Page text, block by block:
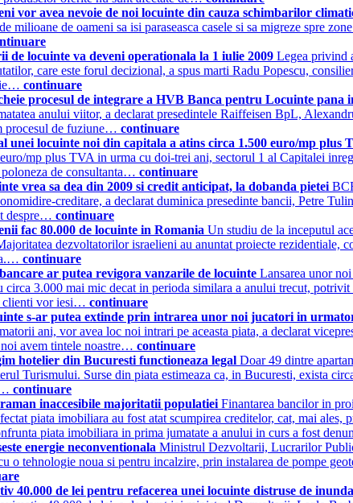
vor avea nevoie de noi locuinte din cauza schimbarilor
milioane de oameni sa isi paraseasca casele si sa migreze spre
de locuinte va deveni operationala la 1 iulie 2009 Legea privind
care este forul decizional, a spus marti Radu Popescu,
continuare
procesul de integrare a HVB Banca pentru Locuinte pana
anului viitor, a declarat presedintele Raiffeisen BpL,
procesul de fuziune… continuare
unei locuinte noi din capitala a atins circa 1.500 euro/mp plus
mp plus TVA in urma cu doi-trei ani, sectorul 1 al Capitalei
poloneza de consultanta… continuare
vrea sa dea din 2009 si credit anticipat, la dobanda pietei
creditare, a declarat duminica presedinte bancii, Petre
despre… continuare
fac 80.000 de locuinte in Romania Un studiu de la inceputul
dezvoltatorilor israelieni au anuntat proiecte rezidentiale,
continuare
ar putea revigora vanzarile de locuinte Lansarea unor
3.000 mai mic decat in perioda similara a anului trecut,
clienti vor iesi… continuare
s-ar putea extinde prin intrarea unor noi jucatori in
ani, vor avea loc noi intrari pe aceasta piata, a declarat
avem tintele noastre… continuare
hotelier din Bucuresti functioneaza legal Doar 49 dintre
Turismului. Surse din piata estimeaza ca, in Bucuresti, exista
continuare
inaccesibile majoritatii populatiei Finantarea bancilor in
piata imobiliara au fost atat scumpirea creditelor, cat, mai
piata imobiliara in prima jumatate a anului in curs a fost
energie neconventionala Ministrul Dezvoltarii, Lucrarilor
o tehnologie noua si pentru incalzire, prin instalarea de pompe
40.000 de lei pentru refacerea unei locuinte distruse de